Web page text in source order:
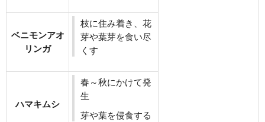
ベニモンアオ
リンガ
枝に住み着き、花
芽や葉芽を食い尽
くす
ハマキムシ
春～秋にかけて発
生
芽や葉を侵食する